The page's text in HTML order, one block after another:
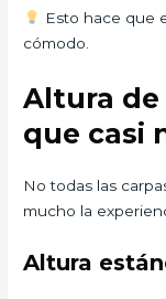
Esto hace que
cómodo.
Altura
que casi
No todas las
mucho la
Altura